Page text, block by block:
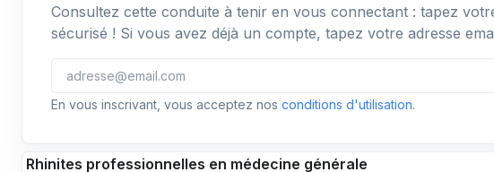
Consultez cette conduite à tenir en vous connectant : tapez
sécurisé ! Si vous avez déjà un compte, tapez votre adresse
En vous inscrivant, vous acceptez nos conditions d'utilisation.
Rhinites professionnelles en médecine générale